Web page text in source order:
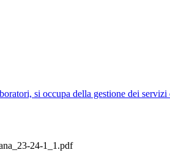
si occupa della gestione dei
24-1_1.pdf